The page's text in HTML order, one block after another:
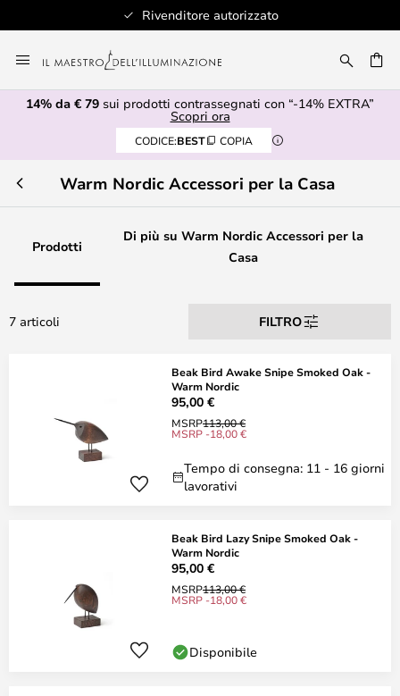
Rivenditore autorizzato
al
contenuto
14% da € 79 sui prodotti contrassegnati con “-14% EXTRA”
Scopri ora
CODICE:BEST COPIA
Warm Nordic Accessori per la Casa
Prodotti
Di più su Warm Nordic Accessori per la
Casa
7 articoli FILTRO
Beak Bird Awake Snipe Smoked Oak -
Warm Nordic
95,00 €
MSRP113,00 €
MSRP -18,00 €
Tempo di consegna: 11 - 16 giorni
lavorativi
Beak Bird Lazy Snipe Smoked Oak -
Warm Nordic
95,00 €
MSRP113,00 €
MSRP -18,00 €
Disponibile